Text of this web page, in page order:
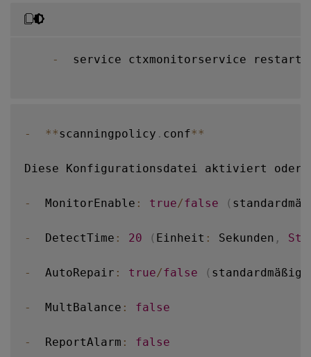
-
  service ctxmonitorservice restart
- **scanningpolicy . conf**
Diese Konfigurationsdatei aktiviert oder
-
  MonitorEnable
: true/false (
-
  DetectTime
: 20 ( Einheit : Sekunden ,
-
  AutoRepair
: true/false ( standardmäßig
-
  MultBalance
: false
-
  ReportAlarm
: false